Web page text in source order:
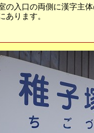
入口の両側に漢字主
あります。